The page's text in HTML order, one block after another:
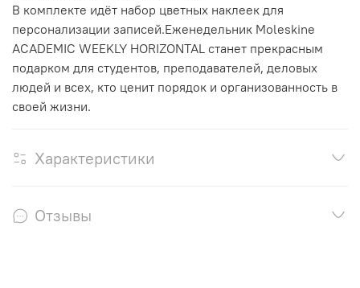
В комплекте идёт набор цветных наклеек для
персонализации записей.Еженедельник Moleskine
ACADEMIC WEEKLY HORIZONTAL станет прекрасным
подарком для студентов, преподавателей, деловых
людей и всех, кто ценит порядок и организованность в
своей жизни.
Характеристики
Отзывы